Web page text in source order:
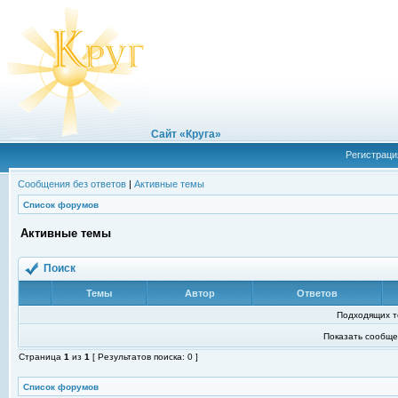
Сайт «Круга»
Сообщения без ответов | Активные темы
Список форумов
Активные темы
Поиск
Темы Автор Ответов
Подходящих
Показать
Страница 1 из 1 [ Результатов поиска: 0 ]
Список форумов